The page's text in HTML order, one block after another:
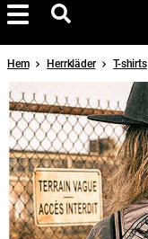
Hem Herrkläder T-shirts